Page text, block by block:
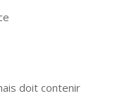
doit contenir